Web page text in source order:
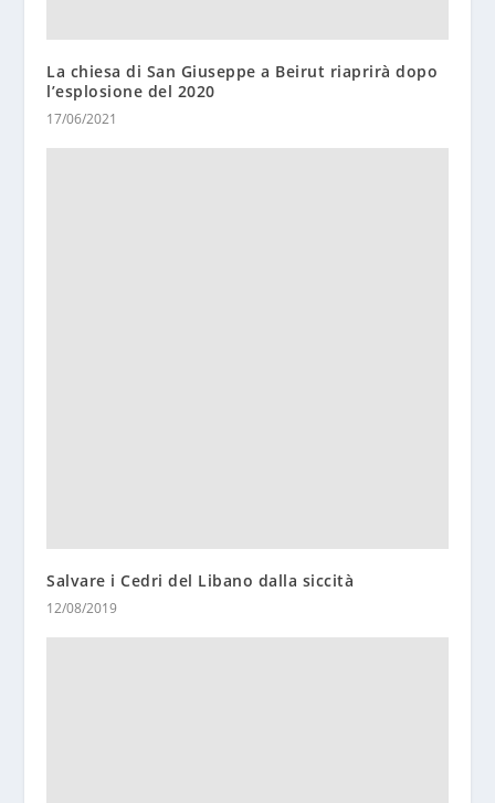
La chiesa di San Giuseppe a Beirut riaprirà dopo
l’esplosione del 2020
17/06/2021
Salvare i Cedri del Libano dalla siccità
12/08/2019